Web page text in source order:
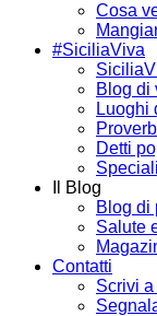
Cosa
#SiciliaViva
Blog di
Luoghi
Detti
Il Blog
Blog di
Salute
Contatti
Scrivi